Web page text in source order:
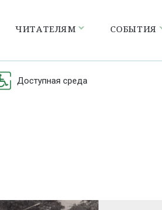
ЧИТАТЕЛЯМ СОБЫТИЯ
Доступная среда